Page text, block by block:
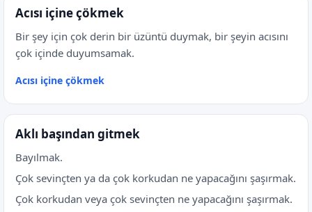
Acısı içine çökmek
Bir şey için çok derin bir üzüntü duymak, bir şeyin acısını
çok içinde duyumsamak.
Acısı içine çökmek
Aklı başından gitmek
Bayılmak.
Çok sevinçten ya da çok korkudan ne yapacağını şaşırmak.
Çok korkudan veya çok sevinçten ne yapacağını şaşırmak.